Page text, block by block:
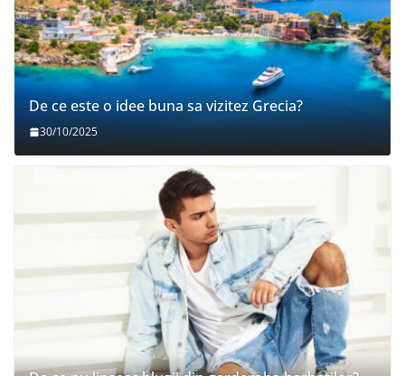
De ce este o idee buna sa vizitez Grecia?
30/10/2025